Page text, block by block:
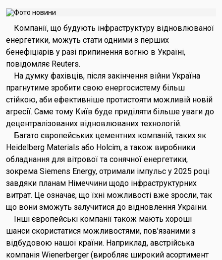
Компанії, що будують інфраструктуру відновлюваної
енергетики, можуть стати одними з перших
бенефіціарів у разі припинення вогню в Україні,
повідомляє Reuters.
На думку фахівців, після закінчення війни Україна
прагнутиме зробити свою енергосистему більш
стійкою, аби ефективніше протистояти можливій новій
агресії. Саме тому Київ буде приділяти більше уваги до
децентралізованих відновлюваних технологій.
Багато європейських цементних компаній, таких як
Heidelberg Materials або Holcim, а також виробники
обладнання для вітрової та сонячної енергетики,
зокрема Siemens Energy, отримали імпульс у 2025 році
завдяки планам Німеччини щодо інфраструктурних
витрат. Це означає, що їхні можливості вже зросли, так
що вони зможуть залучитися до відновлення України.
Інші європейські компанії також мають хороші
шанси скористатися можливостями, пов’язаними з
відбудовою нашої країни. Наприклад, австрійська
компанія Wienerberger (виробляє широкий асортимент